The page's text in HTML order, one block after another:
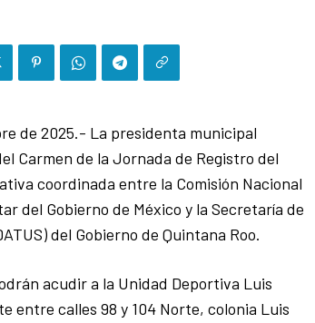
de 2025.- La presidenta municipal
Carmen de la Jornada de Registro del
coordinada entre la Comisión Nacional
del Gobierno de México y la Secretaría de
del Gobierno de Quintana Roo.
acudir a la Unidad Deportiva Luis
entre calles 98 y 104 Norte, colonia Luis